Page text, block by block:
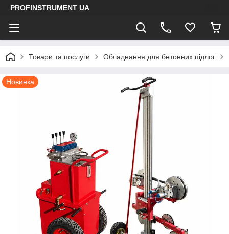
PROFINSTRUMENT UA
Товари та послуги Обладнання для бетонних підлог
Новинка